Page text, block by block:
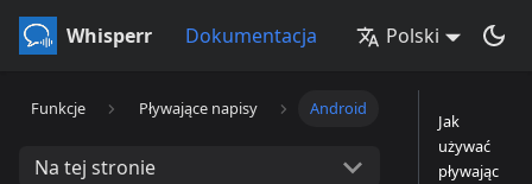
Whisperr Dokumentacja Polski
Funkcje Pływające napisy Android
Na tej stronie
Jak
używać
pływając